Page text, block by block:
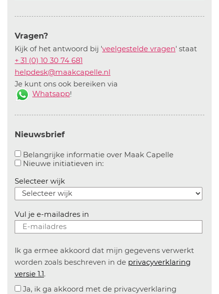
Vragen?
Kijk of het antwoord bij 'veelgestelde vragen' staat
+ 31 (0) 10 30 74 681
helpdesk@maakcapelle.nl
Je kunt ons ook bereiken via
Whatsapp!
Nieuwsbrief
Belangrijke informatie over Maak CapelleAanvinken
Nieuwe initiatieven in:Aanvinken om informatie over
Selecteer wijk
Vul je e-mailadres in
Ik ga ermee akkoord dat mijn gegevens verwerkt
worden zoals beschreven in de privacyverklaring
versie 1.1.
Ja, ik ga akkoord met de privacyverklaring